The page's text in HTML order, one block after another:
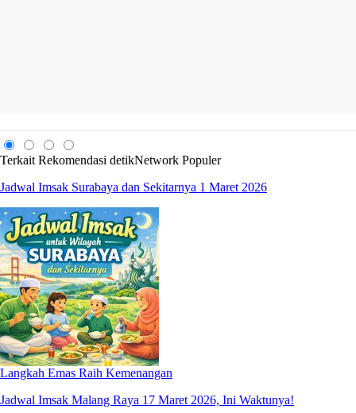
Terkait Rekomendasi detikNetwork Populer
Jadwal Imsak Surabaya dan Sekitarnya 1 Maret 2026
Langkah Emas Raih Kemenangan
Jadwal Imsak Malang Raya 17 Maret 2026, Ini Waktunya!